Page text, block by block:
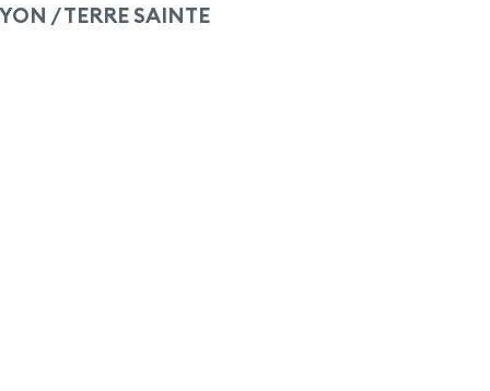
/ TERRE SAINTE